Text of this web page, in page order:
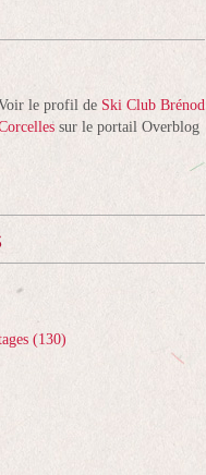
le profil de Ski Club Brénod
sur le portail Overblog
(130)